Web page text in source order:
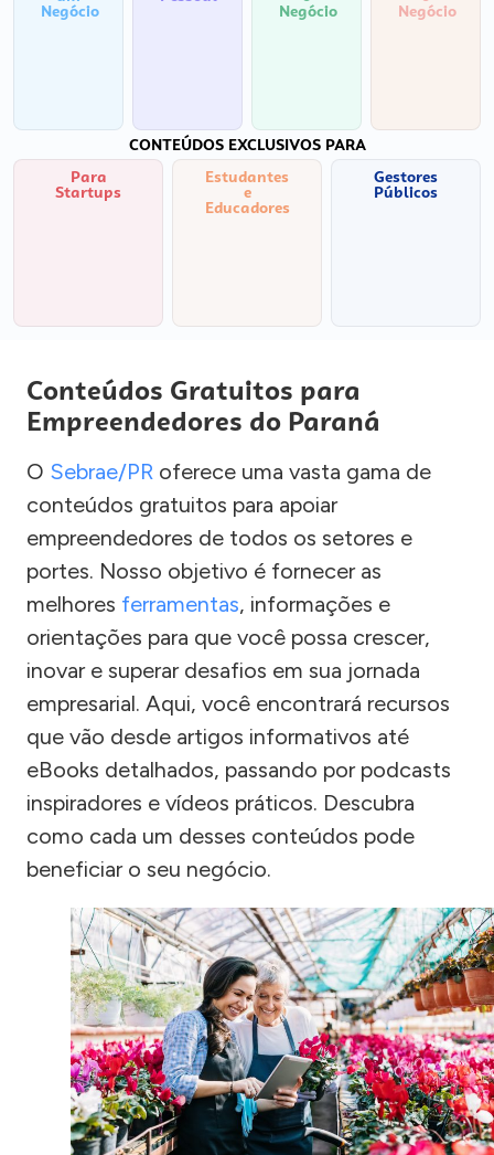
Negócio Negócio Negócio
CONTEÚDOS EXCLUSIVOS PARA
Para
Startups
Estudantes
e
Educadores
Gestores
Públicos
Conteúdos Gratuitos para
Empreendedores do Paraná
O Sebrae/PR oferece uma vasta gama de
conteúdos gratuitos para apoiar
empreendedores de todos os setores e
portes. Nosso objetivo é fornecer as
melhores ferramentas, informações e
orientações para que você possa crescer,
inovar e superar desafios em sua jornada
empresarial. Aqui, você encontrará recursos
que vão desde artigos informativos até
eBooks detalhados, passando por podcasts
inspiradores e vídeos práticos. Descubra
como cada um desses conteúdos pode
beneficiar o seu negócio.